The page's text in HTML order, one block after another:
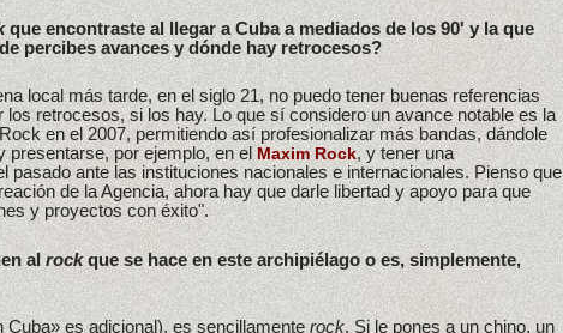
que encontraste al llegar a Cuba a mediados de los 90' y la que
percibes avances y dónde hay retrocesos?
local más tarde, en el siglo 21, no puedo tener buenas referencias
retrocesos, si los hay. Lo que sí considero un avance notable es la
en el 2007, permitiendo así profesionalizar más bandas, dándole
presentarse, por ejemplo, en elMaxim Rock, y tener una
pasado ante las instituciones nacionales e internacionales. Pienso que
de la Agencia, ahora hay que darle libertad y apoyo para que
y proyectos con éxito".
alrockque se hace en este archipiélago o es, simplemente,
Cuba» es adicional), es sencillamenterock. Si le pones a un chino, un